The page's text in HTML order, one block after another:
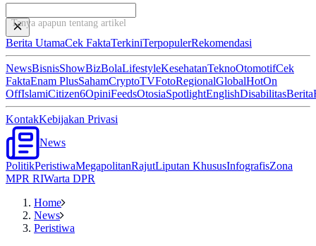
Tanya apapun tentang artikel ini...
Berita UtamaCek FaktaTerkiniTerpopulerRekomendasi
NewsBisnisShowBizBolaLifestyleKesehatanTeknoOtomotifCek
FaktaEnam PlusSahamCryptoTVFotoRegionalGlobalHotOn
OffIslamiCitizen6OpiniFeedsOtosiaSpotlightEnglishDisabilitasBerita
KontakKebijakan Privasi
News
PolitikPeristiwaMegapolitanRajutLiputan KhususInfografisZona
MPR RIWarta DPR
Home
News
Peristiwa